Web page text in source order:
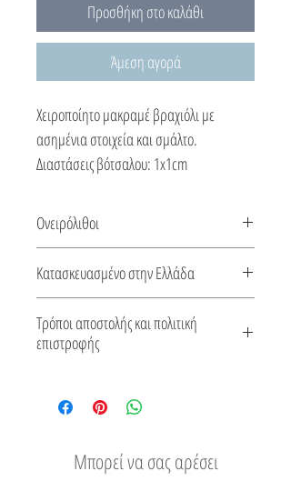
Προσθήκη στο καλάθι
Άμεση αγορά
Χειροποίητο μακραμέ βραχιόλι με
ασημένια στοιχεία και σμάλτο.
Διαστάσεις βότσαλου: 1x1cm
Ονειρόλιθοι
Βεατρίκη, η οποία μεταμόρφωσε το
κοσμήματα, χρησιμοποιώντας σμάλτο και
ημιπολύτιμες πέτρες.
Κατασκευασμένο στην Ελλάδα
Ελλάδα. Συνοδεύεται από πιστοποιητικό
για το είδος του μετάλλου και την πέτρα
Τρόποι αποστολής και πολιτική
επιστροφής
Εύκολη επιστροφή
Μπορεί να σας αρέσει